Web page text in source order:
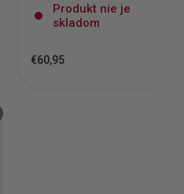
Produkt nie je
skladom
€60,95